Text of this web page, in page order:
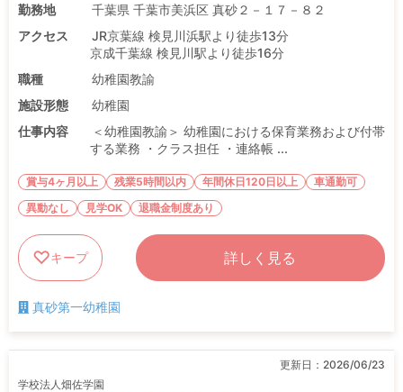
勤務地
千葉県 千葉市美浜区 真砂２－１７－８２
アクセス
JR京葉線 検見川浜駅より徒歩13分
京成千葉線 検見川駅より徒歩16分
職種
幼稚園教諭
施設形態
幼稚園
仕事内容
＜幼稚園教諭＞ 幼稚園における保育業務および付帯
する業務 ・クラス担任 ・連絡帳 ...
賞与4ヶ月以上 残業5時間以内 年間休日120日以上
車通勤可
異動なし
見学OK 退職金制度あり
キープ 詳しく見る
真砂第一幼稚園
更新日： 2026/06/23
学校法人畑佐学園